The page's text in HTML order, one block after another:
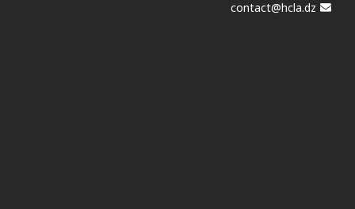
contact@hcla.dz